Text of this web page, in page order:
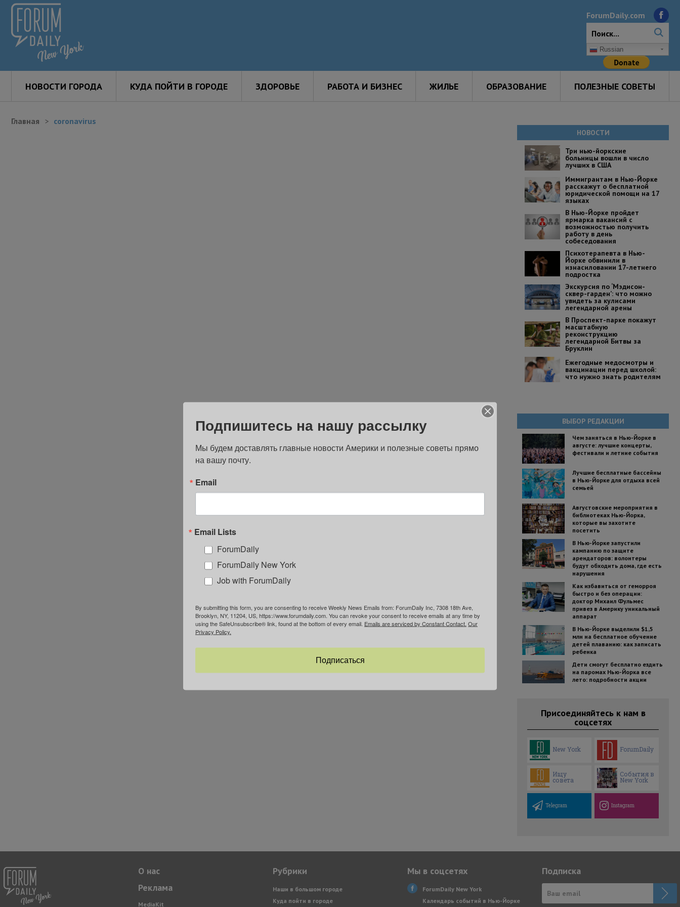
ForumDaily.com
Russian
НОВОСТИ ГОРОДА КУДА ПОЙТИ В ГОРОДЕ ЗДОРОВЬЕ РАБОТА И БИЗНЕС ЖИЛЬЕ ОБРАЗОВАНИЕ ПОЛЕЗНЫЕ СОВЕТЫ
Главная coronavirus
НОВОСТИ
Три нью-йоркские
больницы вошли в число
лучших в США
Иммигрантам в Нью-Йорке
расскажут о бесплатной
юридической помощи на 17
языках
В Нью-Йорке пройдет
ярмарка вакансий с
возможностью получить
работу в день
собеседования
Психотерапевта в Нью-
Йорке обвинили в
изнасиловании 17-летнего
подростка
Экскурсия по ‘Мэдисон-
сквер-гарден’: что можно
увидеть за кулисами
легендарной арены
В Проспект-парке покажут
масштабную
реконструкцию
легендарной Битвы за
Бруклин
Ежегодные медосмотры и
вакцинации перед школой:
что нужно знать родителям
ВЫБОР РЕДАКЦИИ
Чем заняться в Нью-Йорке в
августе: лучшие концерты,
фестивали и летние события
Лучшие бесплатные бассейны
в Нью-Йорке для отдыха всей
семьей
Августовские мероприятия в
библиотеках Нью-Йорка,
которые вы захотите
посетить
В Нью-Йорке запустили
кампанию по защите
арендаторов: волонтеры
будут обходить дома, где есть
нарушения
Как избавиться от геморроя
быстро и без операции:
доктор Михаил Фульмес
привез в Америку уникальный
аппарат
В Нью-Йорке выделили $1,5
млн на бесплатное обучение
детей плаванию: как записать
ребенка
Дети смогут бесплатно ездить
на паромах Нью-Йорка все
лето: подробности акции
Присоединяйтесь к нам в
соцсетях
New York ForumDaily
Ищу
совета
События в
New York
Telegram Instagram
О нас
Реклама
MediaKit
Рубрики
Наши в большом городе
Куда пойти в городе
Мы в соцсетях
ForumDaily New York
Календарь событий в Нью-Йорке
Подписка
Подпишитесь на нашу рассылку
Мы будем доставлять главные новости Америки и полезные советы прямо
на вашу почту.
Email
Email Lists
ForumDaily
ForumDaily New York
Job with ForumDaily
By submitting this form, you are consenting to receive Weekly News Emails from: ForumDaily Inc, 7308 18th Ave,
Brooklyn, NY, 11204, US, https://www.forumdaily.com. You can revoke your consent to receive emails at any time by
using the SafeUnsubscribe® link, found at the bottom of every email. Emails are serviced by Constant Contact. Our
Privacy Policy.
Подписаться